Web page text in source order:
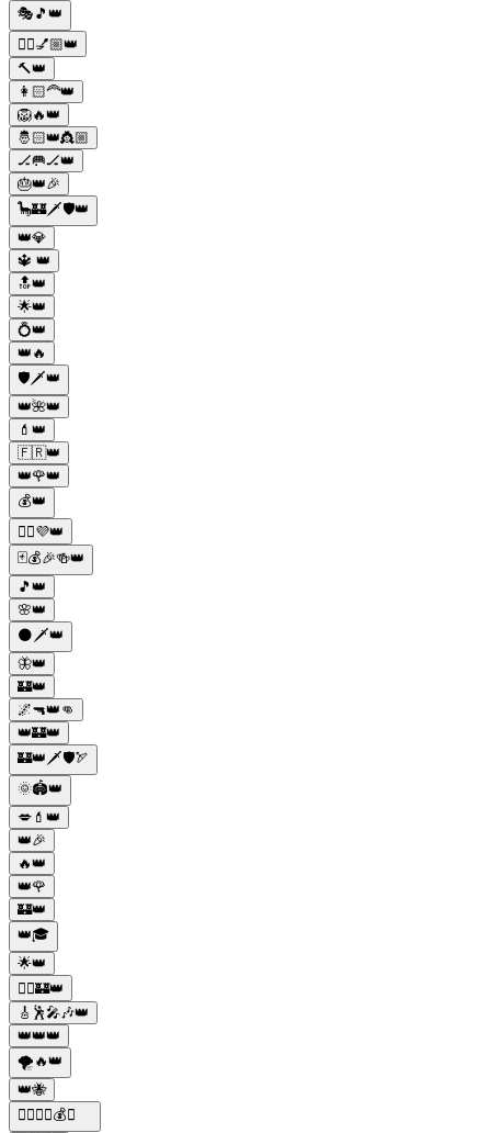
🎭🎵👑
💁‍♀️💅🏼👑
🔨👑
👩🏻‍🦰👑
🦁🔥👑
🤴🏻👑👸🏼
🏒🥅🏒👑
🎂👑🎉
🦕🏰🗡️🛡️👑
👑💎
🔱 👑
🔝👑
🌟👑
💍👑
👑🔥
🛡️🗡️👑
👑🌺👑
💄👑
🇫🇷👑
👑🌹👑
💰👑
🧜‍♀️💜👑
🃏💰🎉🍻👑
🎵👑
🌸👑
🌑🗡️👑
🦋👑
🏰👑
🌌🔫👑👊
👑🏰👑
🏰👑🗡️🛡️🏹
🌞🏟️👑
💋💄👑
👑🎉
🔥👑
👑🌹
🏰👑
👑🎓
🌟👑
🏃‍♀️🏰👑
🎸🕺🎤🎶👑
👑👑👑
🌪️🔥👑
👑🐝
🕵️‍♂️🔫🚗💰👑